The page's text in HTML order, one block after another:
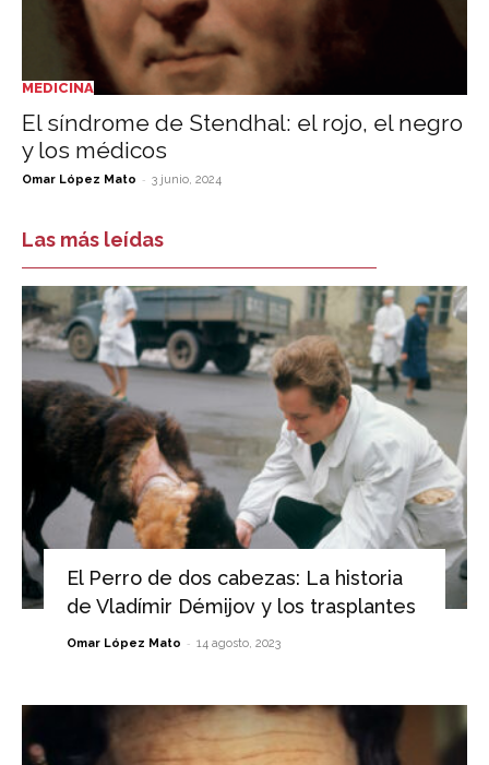
MEDICINA
El síndrome de Stendhal: el rojo, el negro
y los médicos
Omar López Mato - 3 junio, 2024
Las más leídas
El Perro de dos cabezas: La historia
de Vladímir Démijov y los trasplantes
Omar López Mato - 14 agosto, 2023